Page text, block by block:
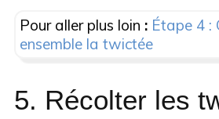
Pour aller plus loin : Étape 4 :
ensemble la twictée
5. Récolter les